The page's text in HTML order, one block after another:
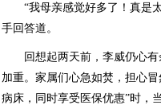
“我母亲感觉好多了！真是太
手回答道。
回想起两天前，李威仍心有
加重。家属们心急如焚，担心
病床，同时享受医保优惠”时，